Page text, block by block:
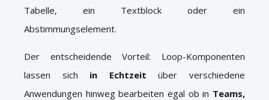
Tabelle, ein Textblock oder ein
Abstimmungselement.
Der entscheidende Vorteil: Loop-Komponenten
lassen sich in Echtzeit über verschiedene
Anwendungen hinweg bearbeiten egal ob in Teams,